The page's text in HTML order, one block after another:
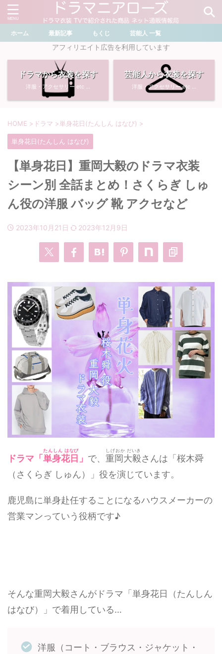
＼ ドラマ・芸能人を検索 ／
おすすめ検索ワード
川口春奈
・石原さとみ
・菜々緒
・堀田真由
・多部未華子
広瀬すず
あのクズ
・若草物語
・ 畑芽育
・わたしの宝物
・ ライオンの隠れ家
・サイレント
・ワンピース
・腕時計
ホーム 最新記事 もくじ 芸能人 一覧
アフィリエイト広告を利用しています
ドラマから衣装を探す
洋服・アクセサリー etc ...
芸能人から衣装を探す
洋服・アクセサリー etc ...
HOME > ドラマ > 単身花日(たんしん はなび) >
単身花日(たんしん はなび)
【単身花日】重岡大毅のドラマ衣装
シーン別 全話まとめ！さくらぎ しゅ
ん役の洋服 バッグ 靴 アクセなど
2023年10月21日 2023年12月9日
ドラマ「 単身花日
たんしん はなび
」 で、 重岡大毅
しげおか だいき
さんは「桜木舜
（さくらぎ しゅん）」役を演じています。
鹿児島に単身赴任することになるハウスメーカーの
営業マンっていう役柄です♪
そんな重岡大毅さんがドラマ「単身花日（たんしん
はなび）」で着用している…
洋服（コート・ブラウス・ジャケット・